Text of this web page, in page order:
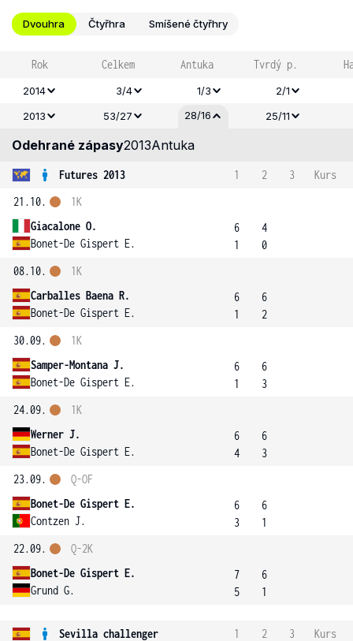
Dvouhra Čtyřhra Smíšené čtyřhry
Rok Celkem Antuka Tvrdý p.
2014 3/4 1/3
2/1
2013
53/27 28/16 25/11
Odehrané zápasy2013Antuka
Futures 2013 1 2 3
Kurs
21.10.
Giacalone O.
Bonet-De Gispert E.
1K
6
1
4
0
08.10.
Carballes Baena R.
Bonet-De Gispert E.
1K
6
1
6
2
30.09.
Samper-Montana J.
Bonet-De Gispert E.
1K
6
1
6
3
24.09.
Werner J.
Bonet-De Gispert E.
1K
6
4
6
3
23.09.
Bonet-De Gispert E.
Contzen J.
Q-OF
6
3
6
1
22.09.
Bonet-De Gispert E.
Grund G.
Q-2K
7
5
6
1
Sevilla challenger 1 2 3
Kurs